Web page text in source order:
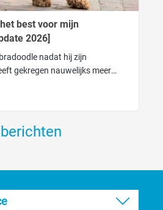
best voor mijn
2026]
nadat hij zijn
gekregen nauwelijks meer
vacht gezond.